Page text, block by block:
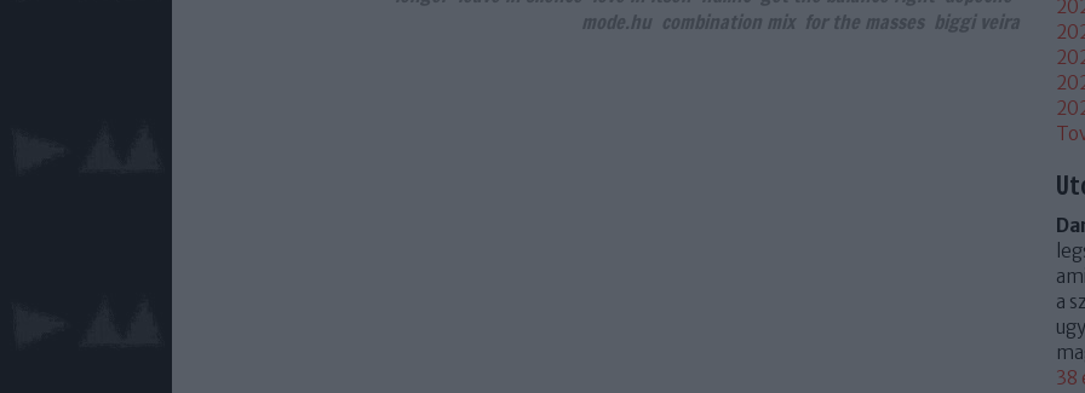
mode.hu combination mix for the masses biggi veira
a
38